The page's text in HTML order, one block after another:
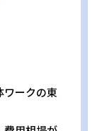
ワークの東